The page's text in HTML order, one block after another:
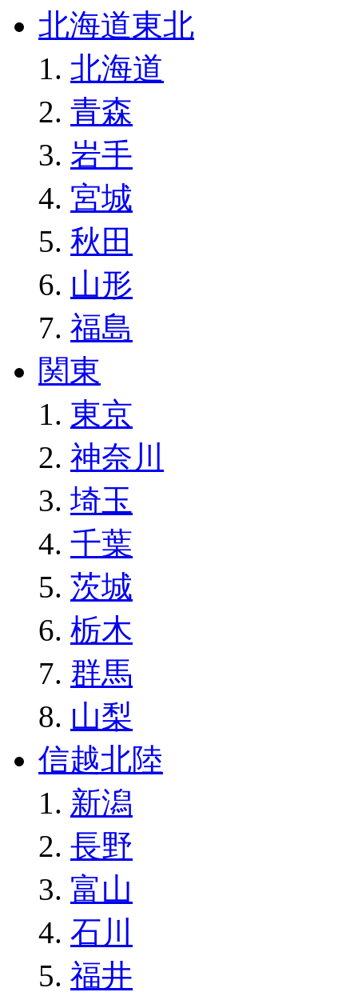
北海道東北
北海道
青森
岩手
宮城
秋田
山形
福島
関東
東京
神奈川
埼玉
千葉
茨城
栃木
群馬
山梨
信越北陸
新潟
長野
富山
石川
福井